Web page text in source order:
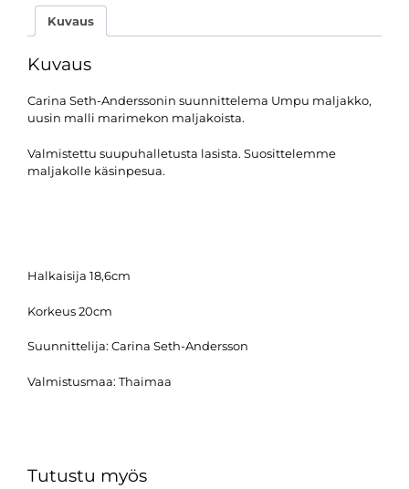
Kuvaus
Kuvaus
Carina Seth-Anderssonin suunnittelema Umpu maljakko,
uusin malli marimekon maljakoista.
Valmistettu suupuhalletusta lasista. Suosittelemme
maljakolle käsinpesua.
Halkaisija 18,6cm
Korkeus 20cm
Suunnittelija: Carina Seth-Andersson
Valmistusmaa: Thaimaa
Tutustu myös